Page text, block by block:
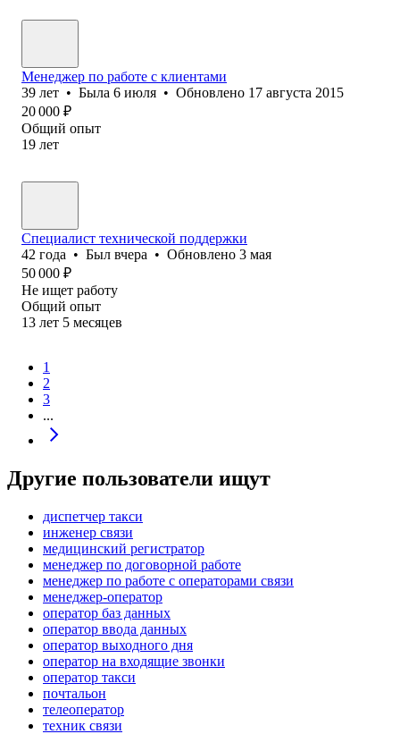
Менеджер по работе с клиентами
39 лет • Была 6 июля • Обновлено 17 августа 2015
20 000 ₽
Общий опыт
19 лет
Специалист технической поддержки
42 года • Был вчера • Обновлено 3 мая
50 000 ₽
Не ищет работу
Общий опыт
13 лет 5 месяцев
1
2
3
...
Другие пользователи ищут
диспетчер такси
инженер связи
медицинский регистратор
менеджер по договорной работе
менеджер по работе с операторами связи
менеджер-оператор
оператор баз данных
оператор ввода данных
оператор выходного дня
оператор на входящие звонки
оператор такси
почтальон
телеоператор
техник связи